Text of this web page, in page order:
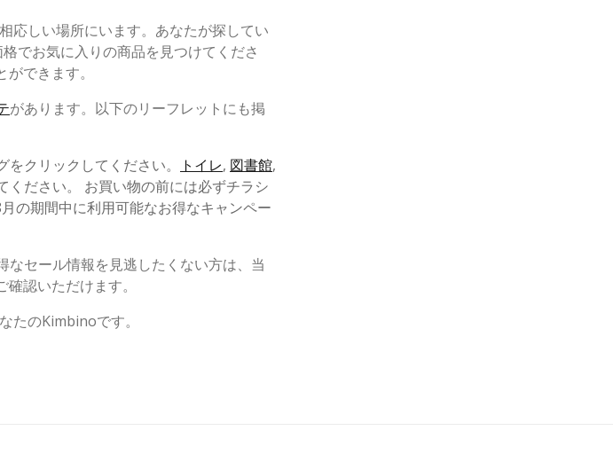
応しい場所にいます。あなたが探してい
でお気に入りの商品を見つけてくださ
できます。
があります。以下のリーフレットにも掲
クリックしてください。
トイレ, 図書館,
ください。 お買い物の前には必ずチラシ
の期間中に利用可能なお得なキャンペー
セール情報を見逃したくない方は、当
認いただけます。
たのKimbinoです。